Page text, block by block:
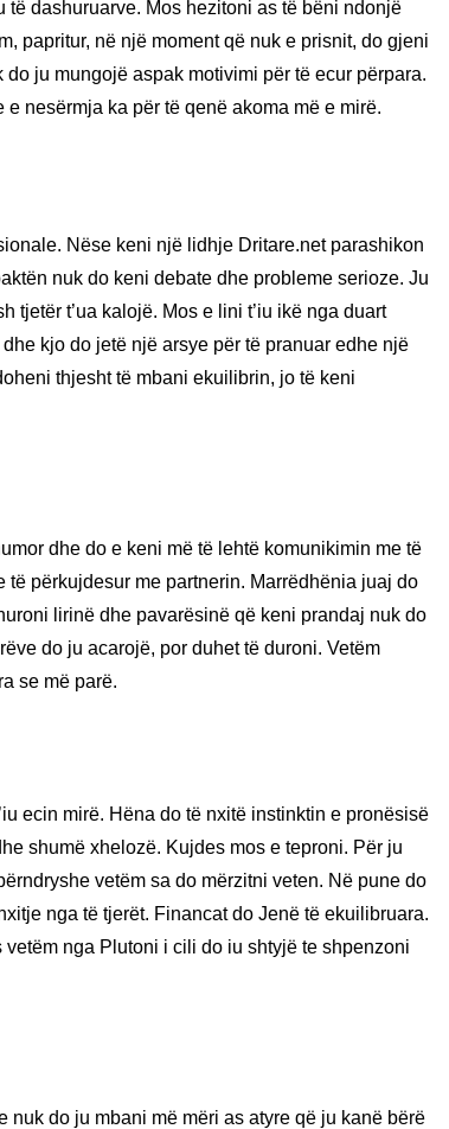
dashuruarve. Mos hezitoni as të bëni ndonjë
papritur, në një moment që nuk e prisnit, do gjeni
ju mungojë aspak motivimi për të ecur përpara.
nesërmja ka për të qenë akoma më e mirë.
Nëse keni një lidhje Dritare.net parashikon
nuk do keni debate dhe probleme serioze. Ju
tjetër t’ua kalojë. Mos e lini t’iu ikë nga duart
kjo do jetë një arsye për të pranuar edhe një
thjesht të mbani ekuilibrin, jo të keni
dhe do e keni më të lehtë komunikimin me të
përkujdesur me partnerin. Marrëdhënia juaj do
lirinë dhe pavarësinë që keni prandaj nuk do
do ju acarojë, por duhet të duroni. Vetëm
se më parë.
ecin mirë. Hëna do të nxitë instinktin e pronësisë
shumë xhelozë. Kujdes mos e teproni. Për ju
vetëm sa do mërzitni veten. Në pune do
nga të tjerët. Financat do Jenë të ekuilibruara.
nga Plutoni i cili do iu shtyjë te shpenzoni
nuk do ju mbani më mëri as atyre që ju kanë bërë